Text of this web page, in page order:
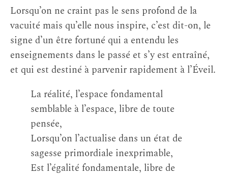
Lorsqu’on ne craint pas le sens profond de la
vacuité mais qu’elle nous inspire, c’est dit-on, le
signe d’un être fortuné qui a entendu les
enseignements dans le passé et s’y est entraîné,
et qui est destiné à parvenir rapidement à l’Éveil.
La réalité, l’espace fondamental
semblable à l’espace, libre de toute
pensée,
Lorsqu’on l’actualise dans un état de
sagesse primordiale inexprimable,
Est l’égalité fondamentale, libre de